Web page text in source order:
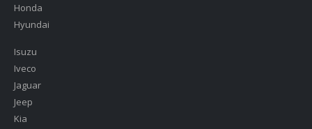
Honda
Hyundai
Isuzu
Iveco
Jaguar
Jeep
Kia